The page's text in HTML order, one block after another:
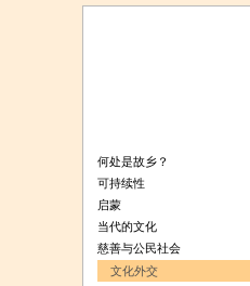
何处是故乡？
可持续性
启蒙
当代的文化
慈善与公民社会
文化外交